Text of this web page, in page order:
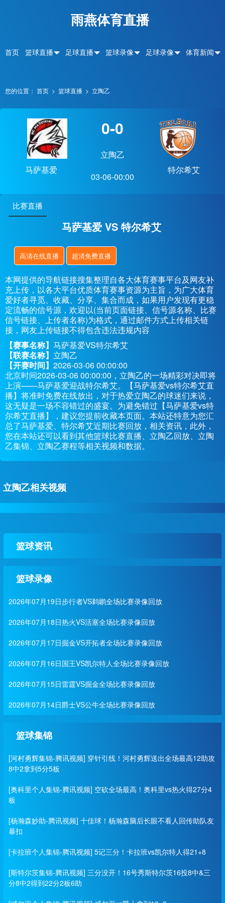
雨燕体育直播
首页 篮球直播 足球直播 篮球录像 足球录像 体育新闻
您的位置： 首页 > 篮球直播 > 立陶乙
马萨基爱
0-0
立陶乙
03-06-00:00
特尔希艾
比赛直播
马萨基爱 VS 特尔希艾
高清在线直播 超清免费直播
本网提供的导航链接搜集整理自各大体育赛事平台及网友补
充上传，以各大平台优质体育赛事资源为主旨，为广大体育
爱好者寻觅、收藏、分享、集合而成，如果用户发现有更稳
定流畅的信号源，欢迎以(当前页面链接、信号源名称、比赛
信号链接、上传者名称)为格式，通过邮件方式上传相关链
接，网友上传链接不得包含违法违规内容
【赛事名称】 马萨基爱VS特尔希艾
【联赛名称】 立陶乙
【开赛时间】 2026-03-06 00:00:00
北京时间2026-03-06 00:00:00，立陶乙的一场精彩对决即将
上演——马萨基爱迎战特尔希艾。【马萨基爱vs特尔希艾直
播】将准时免费在线放出，对于热爱立陶乙的球迷们来说，
这无疑是一场不容错过的盛宴。为避免错过【马萨基爱vs特
尔希艾直播】，建议您提前收藏本页面。本站还特意为您汇
总了马萨基爱、特尔希艾近期比赛回放，相关资讯，此外，
您在本站还可以看到其他篮球比赛直播、立陶乙回放、立陶
乙集锦、立陶乙赛程等相关视频和数据。
立陶乙相关视频
篮球资讯
篮球录像
2026年07月19日步行者VS鹈鹕全场比赛录像回放
2026年07月18日热火VS活塞全场比赛录像回放
2026年07月17日掘金VS开拓者全场比赛录像回放
2026年07月16日国王VS凯尔特人全场比赛录像回放
2026年07月15日雷霆VS掘金全场比赛录像回放
2026年07月14日爵士VS公牛全场比赛录像回放
篮球集锦
[河村勇辉集锦-腾讯视频] 穿针引线！河村勇辉送出全场最高12助攻
8中2拿到5分5板
[奥科里个人集锦-腾讯视频] 空砍全场最高！奥科里vs热火得27分4
板
[杨瀚森妙助-腾讯视频] 十佳球！杨瀚森脑后长眼不看人回传助队友
暴扣
[卡拉班个人集锦-腾讯视频] 5记三分！卡拉班vs凯尔特人得21+8
[斯特尔茨集锦-腾讯视频] 三分没开！16号秀斯特尔茨16投8中&三
分8中2得到22分2板6助